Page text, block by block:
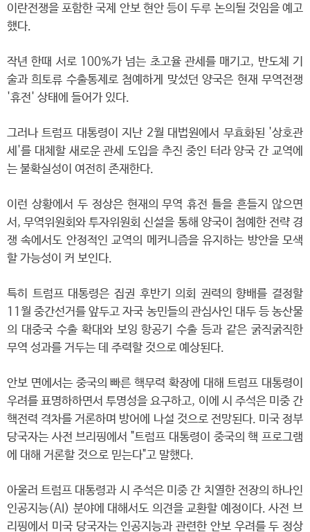
이란전쟁을 포함한 국제 안보 현안 등이 두루 논의될 것임을 예고
했다.
작년 한때 서로 100%가 넘는 초고율 관세를 매기고, 반도체 기
술과 희토류 수출통제로 첨예하게 맞섰던 양국은 현재 무역전쟁
'휴전' 상태에 들어가 있다.
그러나 트럼프 대통령이 지난 2월 대법원에서 무효화된 '상호관
세'를 대체할 새로운 관세 도입을 추진 중인 터라 양국 간 교역에
는 불확실성이 여전히 존재한다.
이런 상황에서 두 정상은 현재의 무역 휴전 틀을 흔들지 않으면
서, 무역위원회와 투자위원회 신설을 통해 양국이 첨예한 전략 경
쟁 속에서도 안정적인 교역의 메커니즘을 유지하는 방안을 모색
할 가능성이 커 보인다.
특히 트럼프 대통령은 집권 후반기 의회 권력의 향배를 결정할
11월 중간선거를 앞두고 자국 농민들의 관심사인 대두 등 농산물
의 대중국 수출 확대와 보잉 항공기 수출 등과 같은 굵직굵직한
무역 성과를 거두는 데 주력할 것으로 예상된다.
안보 면에서는 중국의 빠른 핵무력 확장에 대해 트럼프 대통령이
우려를 표명하하면서 투명성을 요구하고, 이에 시 주석은 미중 간
핵전력 격차를 거론하며 방어에 나설 것으로 전망된다. 미국 정부
당국자는 사전 브리핑에서 "트럼프 대통령이 중국의 핵 프로그램
에 대해 거론할 것으로 믿는다"고 말했다.
아울러 트럼프 대통령과 시 주석은 미중 간 치열한 전장의 하나인
인공지능(AI) 분야에 대해서도 의견을 교환할 예정이다. 사전 브
리핑에서 미국 당국자는 인공지능과 관련한 안보 우려를 두 정상